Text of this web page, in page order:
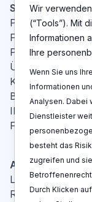
Seiten
Patent Cockpit
Funktionen
Preise
Über Uns
Kontakt
Blog
IP-Glossar
FAQ
Aktionen
Log In
Registrieren
Wir
(“Tools”). Mit
Informationen
Ihre
Wenn Sie uns
Informationen
Analysen. Dabei
Dienstleister
besteht das
zugreifen und
Durch Klicken